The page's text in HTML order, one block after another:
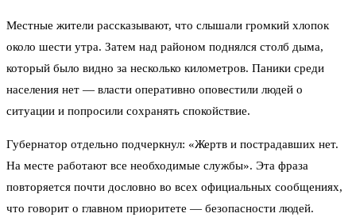
Местные жители рассказывают, что слышали громкий хлопок
около шести утра. Затем над районом поднялся столб дыма,
который было видно за несколько километров. Паники среди
населения нет — власти оперативно оповестили людей о
ситуации и попросили сохранять спокойствие.
Губернатор отдельно подчеркнул: «Жертв и пострадавших нет.
На месте работают все необходимые службы». Эта фраза
повторяется почти дословно во всех официальных сообщениях,
что говорит о главном приоритете — безопасности людей.